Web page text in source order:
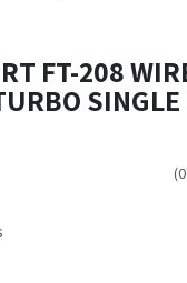
FT-208